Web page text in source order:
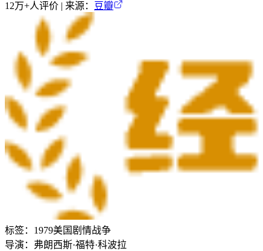
12万+人评价 | 来源： 豆瓣
标签： 1979美国 剧情战争
导演： 弗朗西斯·福特·科波拉